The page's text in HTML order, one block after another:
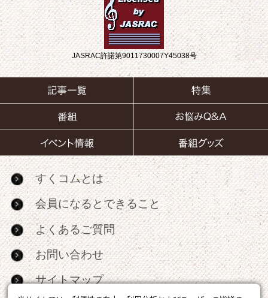
JASRAC許諾第9011730007Y45038号
すくコムとは
会員になるとできること
よくあるご質問
お問い合わせ
サイトマップ